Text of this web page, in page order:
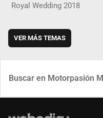
Royal Wedding 2018
VER MÁS TEMAS